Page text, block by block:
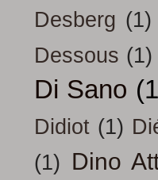
Desberg (1)
Dessous (1)
Di Sano
Didiot (1)
(1) Dino